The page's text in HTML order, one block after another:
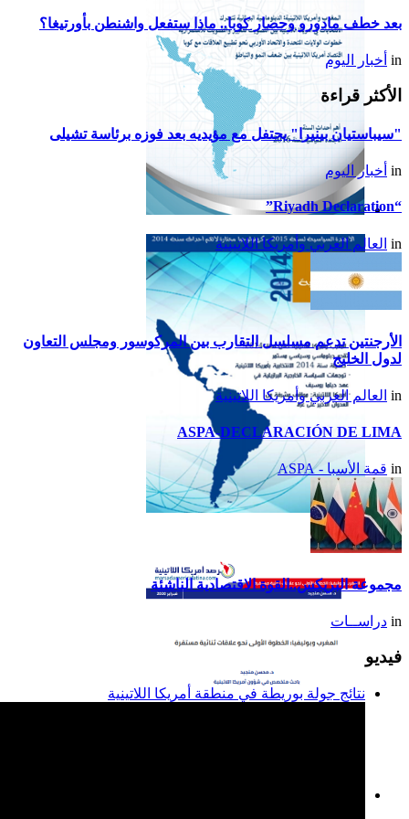
تقرير أمريكا اللاتينية لسنة
2015
تقرير أمريكا اللاتينية لسنة
2014
بعد خطف مادورو وحصار كوبا.. ماذا ستفعل واشنطن بأورتيغا؟
in أخبار اليوم
الأكثر قراءة
"سيباستيان بينيرا" يحتفل مع مؤيديه بعد فوزه برئاسة تشيلى
in أخبار اليوم
“Riyadh Declaration”
in العالم العربي وأمريكا اللاتينية
الأرجنتين تدعم مسلسل التقارب بين المركوسور ومجلس التعاون
لدول الخليج
in العالم العربي وأمريكا اللاتينية
ASPA-DECLARACIÓN DE LIMA
in قمة الأسبا - ASPA
مجموعة البريكس..القوة الاقتصادية الناشئة
in دراســات
فيديو
نتائج جولة بوريطة في منطقة أمريكا اللاتينية